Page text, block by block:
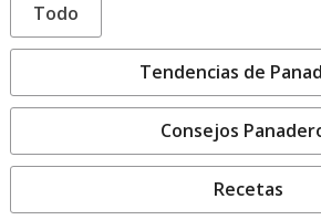
Todo
Tendencias de
Consejos
Recetas